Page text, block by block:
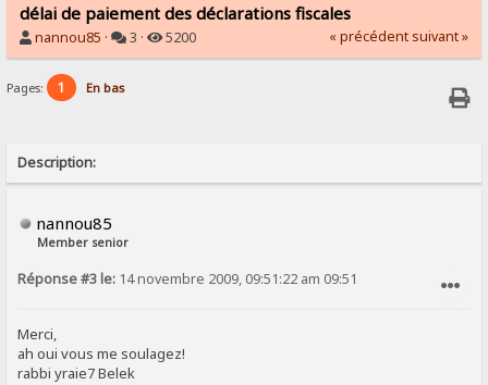
délai de paiement des déclarations fiscales
nannou85 · 3 · 5200 « précédent suivant »
Pages: 1 En bas
Description:
nannou85
Member senior
Réponse #3 le: 14 novembre 2009, 09:51:22 am 09:51
Merci,
ah oui vous me soulagez!
rabbi yraie7 Belek